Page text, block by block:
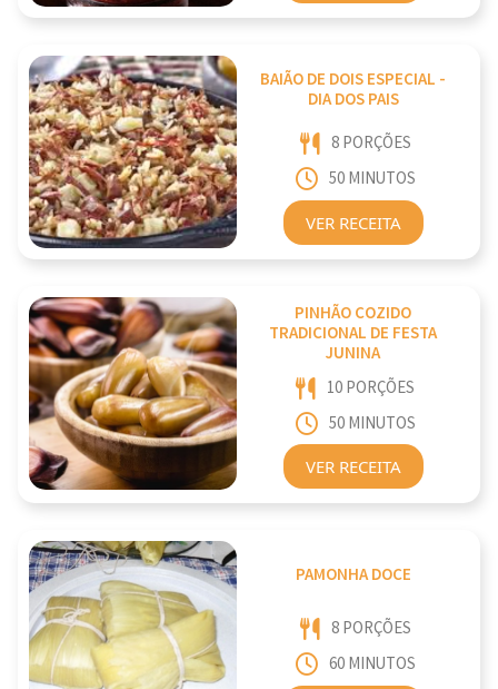
BAIÃO DE DOIS ESPECIAL -
DIA DOS PAIS
8 PORÇÕES
50 MINUTOS
VER RECEITA
PINHÃO COZIDO
TRADICIONAL DE FESTA
JUNINA
10 PORÇÕES
50 MINUTOS
VER RECEITA
PAMONHA DOCE
8 PORÇÕES
60 MINUTOS